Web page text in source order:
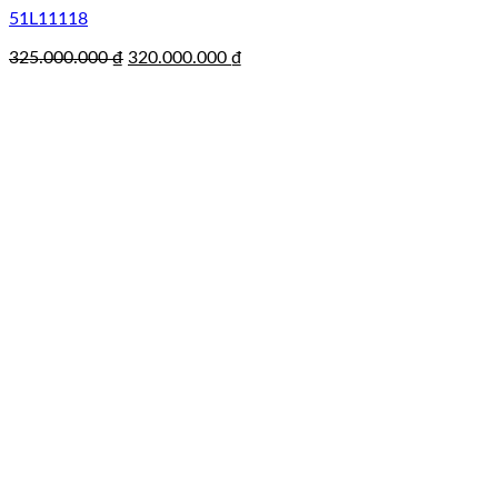
51L11118
325.000.000₫ Giá
320.000.000 ₫